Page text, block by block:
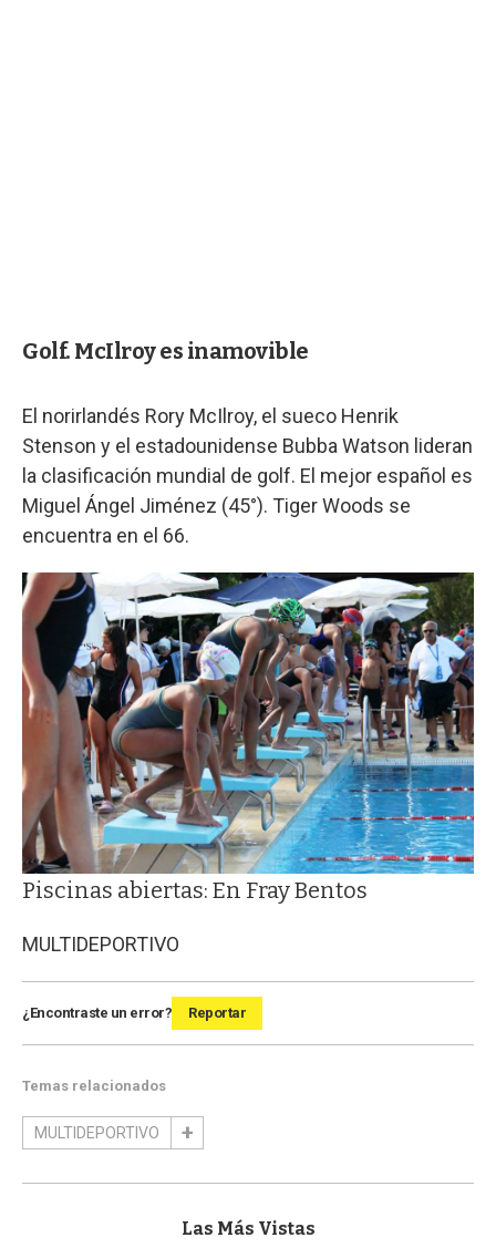
Golf. McIlroy es inamovible
El norirlandés Rory McIlroy, el sueco Henrik
Stenson y el estadounidense Bubba Watson lideran
la clasificación mundial de golf. El mejor español es
Miguel Ángel Jiménez (45°). Tiger Woods se
encuentra en el 66.
Piscinas abiertas: En Fray Bentos
MULTIDEPORTIVO
¿Encontraste un error? Reportar
Temas relacionados
MULTIDEPORTIVO
Las Más Vistas